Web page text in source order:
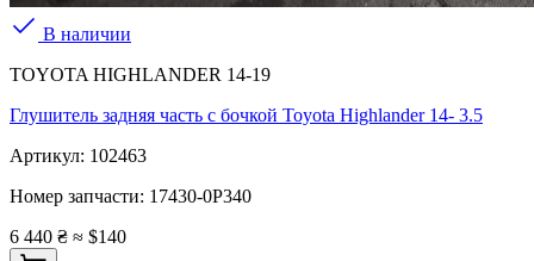
В наличии
TOYOTA HIGHLANDER 14-19
Глушитель задняя часть с бочкой Toyota Highlander 14- 3.5
Артикул: 102463
Номер запчасти: 17430-0P340
6 440 ₴ ≈ $140